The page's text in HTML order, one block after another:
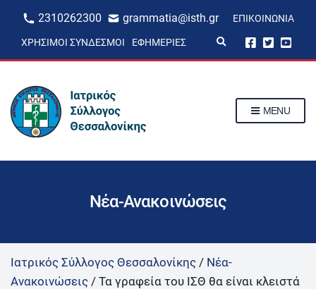
2310262300 grammatia@isth.gr ΕΠΙΚΟΙΝΩΝΊΑ
ΧΡΉΣΙΜΟΙ ΣΎΝΔΕΣΜΟΙ ΕΦΗΜΕΡΊΕΣ
p
m
MENU
Νέα-Ανακοινώσεις
Ιατρικός Σύλλογος Θεσσαλονίκης / Νέα-
Ανακοινώσεις / Τα γραφεία του ΙΣΘ θα είναι κλειστά